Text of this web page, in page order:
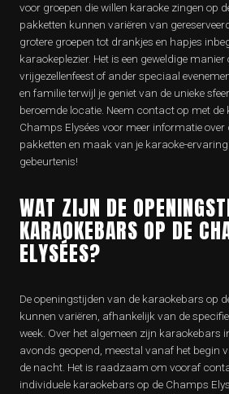
voor groepen die willen karaoke zingen op
pakketten kunnen variëren van
grotere groepen tot drankjes en hapjes
karaokeplezier. Het is een geweldige
vrijgezellenfeest of ander speciaal
en familie terwijl je geniet van de unieke
beroemde locatie. Neem contact op met
Champs Elysées voor meer informatie
pakketten en maak van je karaoke-ervaring
gebeurtenis!
WAT ZIJN DE
KARAOKEBARS OP DE
ELYSÉES?
De openingstijden van de karaokebars op
kunnen variëren, afhankelijk van de
week. Over het algemeen zijn karaokebars
avonds geopend, meestal vanaf het begin
de nacht. Het is raadzaam om vooraf
individuele karaokebars op de Champs